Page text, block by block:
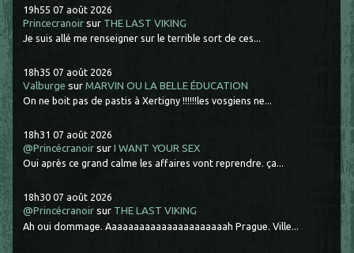
19h55 07 août 2026
Princecranoir sur THE LAST VIKING
Je suis allé me renseigner sur le terrible sort de ces...
18h35 07 août 2026
Valburge surMARVIN OU LA BELLE ÉDUCATION
On ne boit pas de pastis à Xertigny !!!!!!les vosgiens ne...
18h31 07 août 2026
@Princécranoir surI WANT YOUR SEX
Oui après ce grand calme les affaires vont reprendre. ça...
18h30 07 août 2026
@Princécranoir sur THE LAST VIKING
Ah oui dommage. Aaaaaaaaaaaaaaaaaaaaaah Prague. Ville...